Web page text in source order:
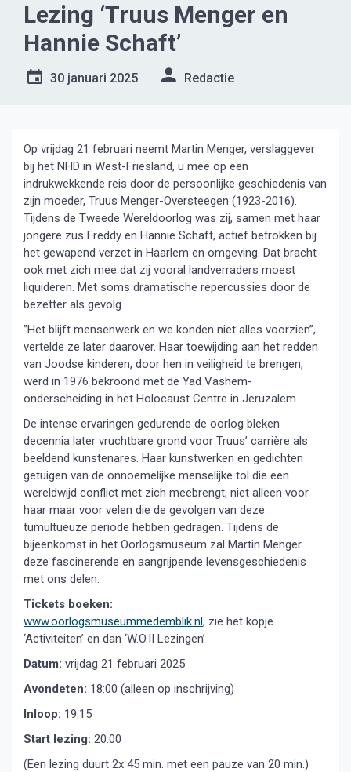
Lezing ‘Truus Menger en
Hannie Schaft’
30 januari 2025 Redactie
Op vrijdag 21 februari neemt Martin Menger, verslaggever
bij het NHD in West-Friesland, u mee op een
indrukwekkende reis door de persoonlijke geschiedenis van
zijn moeder, Truus Menger-Oversteegen (1923-2016).
Tijdens de Tweede Wereldoorlog was zij, samen met haar
jongere zus Freddy en Hannie Schaft, actief betrokken bij
het gewapend verzet in Haarlem en omgeving. Dat bracht
ook met zich mee dat zij vooral landverraders moest
liquideren. Met soms dramatische repercussies door de
bezetter als gevolg.
”Het blijft mensenwerk en we konden niet alles voorzien”,
vertelde ze later daarover. Haar toewijding aan het redden
van Joodse kinderen, door hen in veiligheid te brengen,
werd in 1976 bekroond met de Yad Vashem-
onderscheiding in het Holocaust Centre in Jeruzalem.
De intense ervaringen gedurende de oorlog bleken
decennia later vruchtbare grond voor Truus’ carrière als
beeldend kunstenares. Haar kunstwerken en gedichten
getuigen van de onnoemelijke menselijke tol die een
wereldwijd conflict met zich meebrengt, niet alleen voor
haar maar voor velen die de gevolgen van deze
tumultueuze periode hebben gedragen. Tijdens de
bijeenkomst in het Oorlogsmuseum zal Martin Menger
deze fascinerende en aangrijpende levensgeschiedenis
met ons delen.
Tickets boeken:
www.oorlogsmuseummedemblik.nl, zie het kopje
‘Activiteiten’ en dan ‘W.O.II Lezingen’
Datum: vrijdag 21 februari 2025
Avondeten: 18:00 (alleen op inschrijving)
Inloop: 19:15
Start lezing: 20:00
(Een lezing duurt 2x 45 min. met een pauze van 20 min.)